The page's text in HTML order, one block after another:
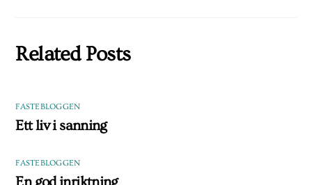
Related Posts
FASTEBLOGGEN
Ett liv i sanning
FASTEBLOGGEN